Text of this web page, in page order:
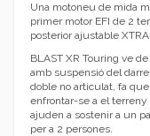
Una motoneu de mida
primer motor EFI de 2
posterior ajustable
BLAST XR Touring ve
amb suspensió del
doble no articulat, fa
enfrontar-se a el terreny
ajuden a sostenir a un
per a 2 persones.